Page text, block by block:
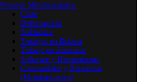
Proceso Metalmecánico
Corte
Deformación
Soldadura
Trabajos en Bobina
Trabajo en Aluminio
Software y Herramientas
Consumibles y Repuestos
(Metalmecanico)